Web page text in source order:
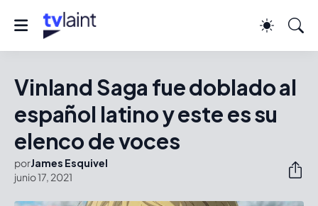
Vinland Saga fue doblado al
español latino y este es su
elenco de voces
porJames Esquivel
junio 17, 2021